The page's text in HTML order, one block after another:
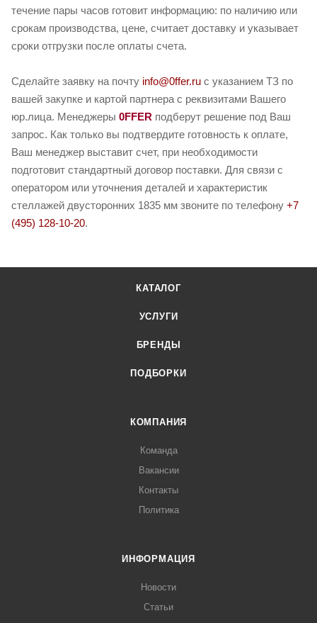
течение пары часов готовит информацию: по наличию или
срокам производства, цене, считает доставку и указывает
сроки отгрузки после оплаты счета.
Сделайте заявку на почту info@0ffer.ru с указанием ТЗ по
вашей закупке и картой партнера с реквизитами Вашего
юр.лица. Менеджеры 0FFER подберут решение под Ваш
запрос. Как только вы подтвердите готовность к оплате,
Ваш менеджер выставит счет, при необходимости
подготовит стандартный договор поставки. Для связи с
оператором или уточнения деталей и характеристик
стеллажей двусторонних 1835 мм звоните по телефону +7
(495) 128-10-20.
КАТАЛОГ
УСЛУГИ
БРЕНДЫ
ПОДБОРКИ
КОМПАНИЯ
Команда
Вакансии
Контакты
Политика
ИНФОРМАЦИЯ
Новости
Статьи